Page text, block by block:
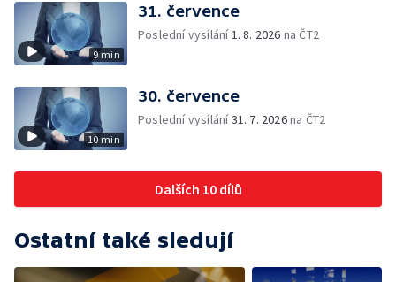
9 min
31. července
Poslední vysílání1. 8. 2026 na ČT2
10 min
30. července
Poslední vysílání31. 7. 2026na ČT2
Dalších 10 dílů
Ostatní také sledují